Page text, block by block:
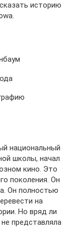
историю
национальный
школы, начал
кино. Это
поколения. Он
Он полностью
на
Но вряд ли
представляла